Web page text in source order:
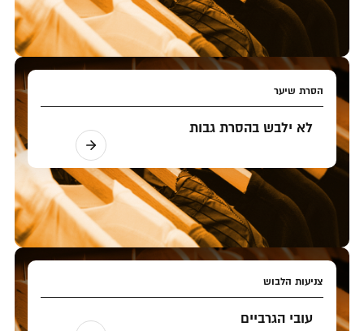
הסרת שיער
לא ילבש בהסרת גבות
צניעות הלבוש
עובי הגרביים